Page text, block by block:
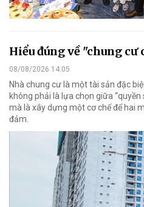
Hiểu đúng về "chung
08/08/2026 14:05
Nhà chung cư là một tài sản đặc
không phải là lựa chọn giữa “quyền
mà là xây dựng một cơ chế để hai
đảm.